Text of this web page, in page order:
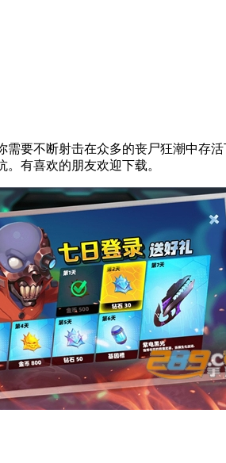
要不断射击在众多的丧尸狂潮中存
有喜欢的朋友欢迎下载。